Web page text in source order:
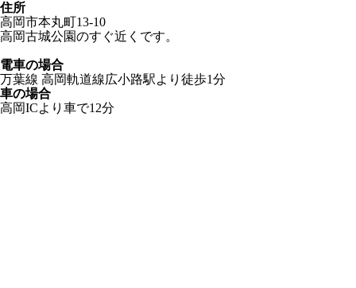
住所
高岡市本丸町13-10
高岡古城公園のすぐ近くです。
電車の場合
万葉線 高岡軌道線広小路駅より徒歩1分
車の場合
高岡ICより車で12分